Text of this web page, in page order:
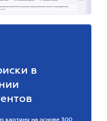
в
картину на основе 300